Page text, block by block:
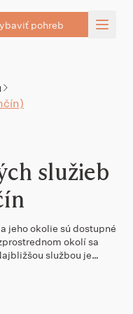
pohreb
služieb
jeho okolie sú dostupné
okolí sa
službou je